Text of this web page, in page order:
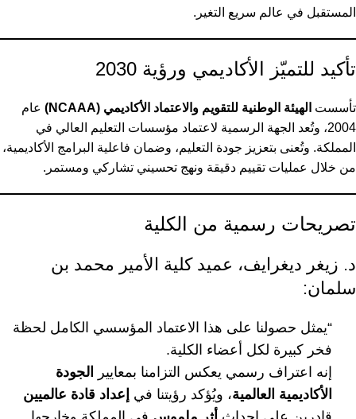
المستقبل في عالم سريع التغير.
تأكيد للتميّز الأكاديمي ورؤية 2030
تأسست الهيئة الوطنية للتقويم والاعتماد الأكاديمي (NCAAA)
عام
2004، وتُعد الجهة الرسمية لاعتماد مؤسسات التعليم العالي في
المملكة. وتُعنى بتعزيز جودة التعليم، وضمان فاعلية البرامج الأكاديمية،
من خلال عمليات تقييم دقيقة ونهج تحسيني تشاركي ومستمر.
تصريحات رسمية من الكلية
د. زيغر ديغرايف، عميد كلية الأمير محمد بن
سلمان:
“يمثل حصولنا على هذا الاعتماد المؤسسي الكامل لحظة
فخر كبيرة لكل أعضاء الكلية.
إنه اعتراف رسمي يعكس التزامنا بمعايير
الجودة
الأكاديمية العالمية، ويُؤكد رؤيتنا في إعداد قادة عالميين